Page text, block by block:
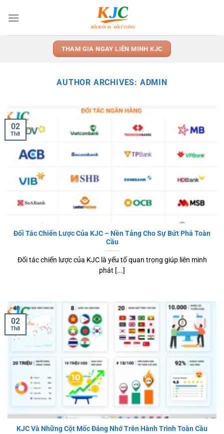
THAM GIA NGAY LIÊN MINH KJC
AUTHOR ARCHIVES: ADMIN
Đối Tác Chiến Lược Của KJC – Nền Tảng Cho Sự Bứt Phá Toàn
Cầu
Đối tác chiến lược của KJC là yếu tố quan trọng giúp liên minh
phát [...]
02
Th8
KJC Và Những Cột Mốc Đáng Nhớ Trên Hành Trình Toàn Cầu
02
Th8